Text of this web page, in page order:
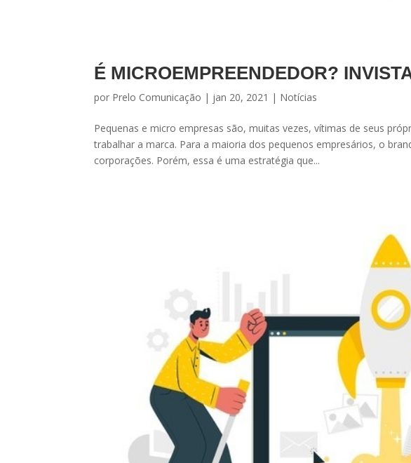
É MICROEMPREENDEDOR?
por Prelo Comunicação | jan 20, 2021 | Notícias
Pequenas e micro empresas são, muitas vezes, vítimas de seus
trabalhar a marca. Para a maioria dos pequenos empresários, o
corporações. Porém, essa é uma estratégia que...